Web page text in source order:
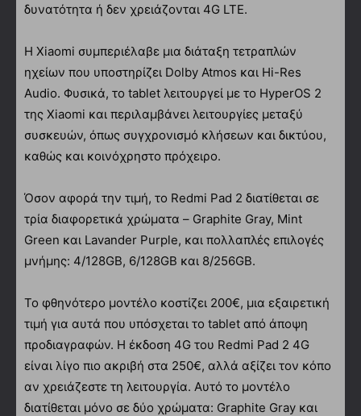
δυνατότητα ή δεν χρειάζονται 4G LTE.
Η Xiaomi συμπεριέλαβε μια διάταξη τετραπλών
ηχείων που υποστηρίζει Dolby Atmos και Hi-Res
Audio. Φυσικά, το tablet λειτουργεί με το HyperOS 2
της Xiaomi και περιλαμβάνει λειτουργίες μεταξύ
συσκευών, όπως συγχρονισμό κλήσεων και δικτύου,
καθώς και κοινόχρηστο πρόχειρο.
Όσον αφορά την τιμή, το Redmi Pad 2 διατίθεται σε
τρία διαφορετικά χρώματα – Graphite Gray, Mint
Green και Lavander Purple, και πολλαπλές επιλογές
μνήμης: 4/128GB, 6/128GB και 8/256GB.
Το φθηνότερο μοντέλο κοστίζει 200€, μια εξαιρετική
τιμή για αυτά που υπόσχεται το tablet από άποψη
προδιαγραφών. Η έκδοση 4G του Redmi Pad 2 4G
είναι λίγο πιο ακριβή στα 250€, αλλά αξίζει τον κόπο
αν χρειάζεστε τη λειτουργία. Αυτό το μοντέλο
διατίθεται μόνο σε δύο χρώματα: Graphite Gray και